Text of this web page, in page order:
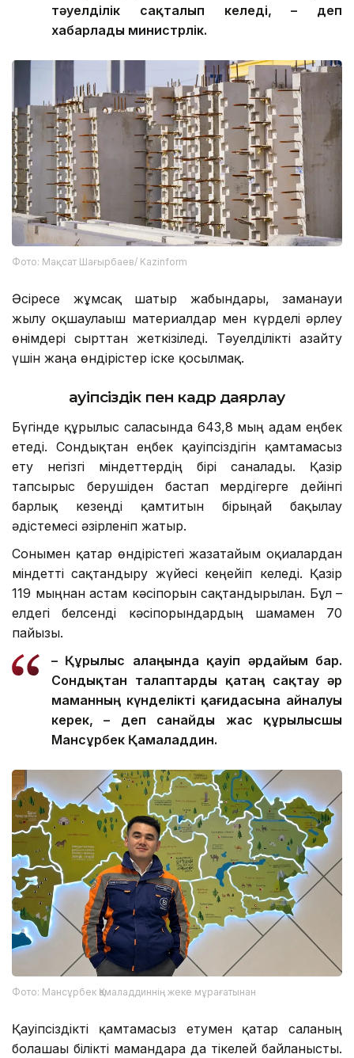
тәуелділік сақталып келеді, – деп
хабарлады министрлік.
Фото: Мақсат Шағырбаев/ Kazinform
Әсіресе жұмсақ шатыр жабындары, заманауи
жылу оқшаулағыш материалдар мен күрделі әрлеу
өнімдері сырттан жеткізіледі. Тәуелділікті азайту
үшін жаңа өндірістер іске қосылмақ.
Қауіпсіздік пен кадр даярлау
Бүгінде құрылыс саласында 643,8 мың адам еңбек
етеді. Сондықтан еңбек қауіпсіздігін қамтамасыз
ету негізгі міндеттердің бірі саналады. Қазір
тапсырыс берушіден бастап мердігерге дейінгі
барлық кезеңді қамтитын бірыңғай бақылау
әдістемесі әзірленіп жатыр.
Сонымен қатар өндірістегі жазатайым оқиғалардан
міндетті сақтандыру жүйесі кеңейіп келеді. Қазір
119 мыңнан астам кәсіпорын сақтандырылған. Бұл –
елдегі белсенді кәсіпорындардың шамамен 70
пайызы.
– Құрылыс алаңында қауіп әрдайым бар.
Сондықтан талаптарды қатаң сақтау әр
маманның күнделікті қағидасына айналуы
керек, – деп санайды жас құрылысшы
Мансұрбек Қамаладдин.
Фото: Мансұрбек Қамаладдиннің жеке мұрағатынан
Қауіпсіздікті қамтамасыз етумен қатар саланың
болашағы білікті мамандарға да тікелей байланысты.